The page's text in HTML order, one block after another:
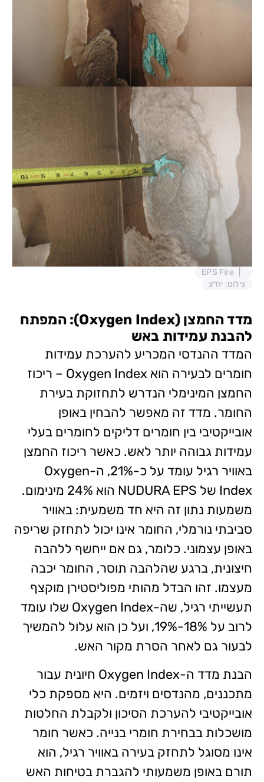
EPS Fire
צילום: יח״צ
מדד החמצן (Oxygen Index): המפתח
להבנת עמידות באש
המדד ההנדסי המכריע להערכת עמידות
חומרים לבעירה הוא Oxygen Index – ריכוז
החמצן המינימלי הנדרש לתחזוקת בעירת
החומר. מדד זה מאפשר להבחין באופן
אובייקטיבי בין חומרים דליקים לחומרים בעלי
עמידות גבוהה יותר לאש. כאשר ריכוז החמצן
באוויר רגיל עומד על כ-21%, ה-Oxygen
Index של NUDURA EPS הוא 24% מינימום.
משמעות נתון זה היא חד משמעית: באוויר
סביבתי נורמלי, החומר אינו יכול לתחזק שריפה
באופן עצמוני. כלומר, גם אם ייחשף ללהבה
חיצונית, ברגע שהלהבה תוסר, החומר יכבה
מעצמו. זהו הבדל מהותי מפוליסטירן מוקצף
תעשייתי רגיל, שה-Oxygen Index שלו עומד
לרוב על 18%-19%, ועל כן הוא עלול להמשיך
לבעור גם לאחר הסרת מקור האש.
הבנת מדד ה-Oxygen Index חיונית עבור
מתכננים, מהנדסים ויזמים. היא מספקת כלי
אובייקטיבי להערכת הסיכון ולקבלת החלטות
מושכלות בבחירת חומרי בנייה. כאשר חומר
אינו מסוגל לתחזק בעירה באוויר רגיל, הוא
תורם באופן משמעותי להגברת בטיחות האש